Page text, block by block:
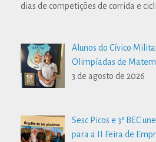
dias de competições de corrida e
Alunos do Cívico
Olimpíadas de
3 de agosto de 2026
Sesc Picos e 3º BEC
para a II Feira de